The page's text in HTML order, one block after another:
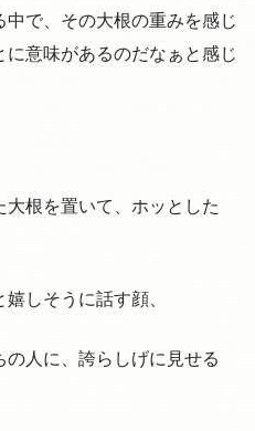
で、その大根の重みを感じ
意味があるのだなぁと感じ
根を置いて、ホッとした
しそうに話す顔、
人に、誇らしげに見せる